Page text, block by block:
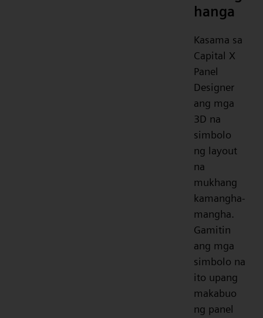
hanga
Kasama sa
Capital X
Panel
Designer
ang mga
3D na
simbolo
ng layout
na
mukhang
kamangha-
mangha.
Gamitin
ang mga
simbolo na
ito upang
makabuo
ng panel